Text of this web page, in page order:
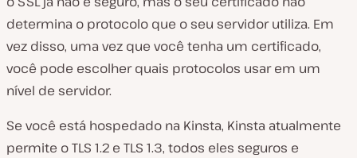
determina o protocolo que o seu servidor utiliza. Em
vez disso, uma vez que você tenha um certificado,
você pode escolher quais protocolos usar em um
nível de servidor.
Se você está hospedado na Kinsta, Kinsta atualmente
permite o TLS 1.2 e TLS 1.3, todos eles seguros e